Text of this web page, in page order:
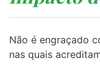
⁠Não é engraçado
nas quais